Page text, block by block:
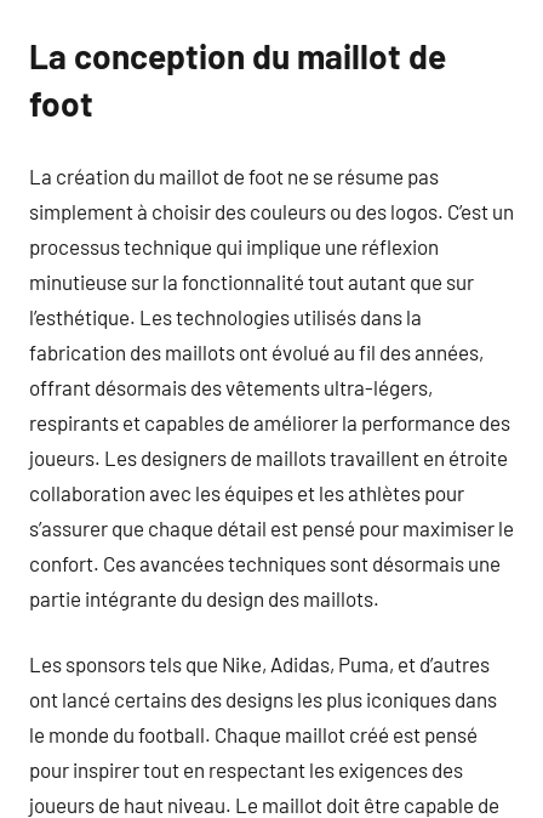
La conception du maillot de
foot
La création du maillot de foot ne se résume pas
simplement à choisir des couleurs ou des logos. C’est un
processus technique qui implique une réflexion
minutieuse sur la fonctionnalité tout autant que sur
l’esthétique. Les technologies utilisés dans la
fabrication des maillots ont évolué au fil des années,
offrant désormais des vêtements ultra-légers,
respirants et capables de améliorer la performance des
joueurs. Les designers de maillots travaillent en étroite
collaboration avec les équipes et les athlètes pour
s’assurer que chaque détail est pensé pour maximiser le
confort. Ces avancées techniques sont désormais une
partie intégrante du design des maillots.
Les sponsors tels que Nike, Adidas, Puma, et d’autres
ont lancé certains des designs les plus iconiques dans
le monde du football. Chaque maillot créé est pensé
pour inspirer tout en respectant les exigences des
joueurs de haut niveau. Le maillot doit être capable de